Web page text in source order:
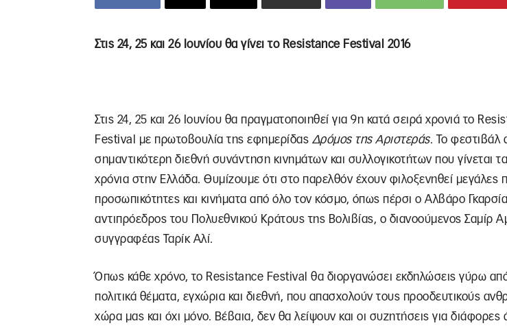
Στις 24, 25 και 26 Ιουνίου θα γίνει το Resistance Festival 2016
Στις 24, 25 και 26 Ιουνίου θα πραγματοποιηθεί για 9η κατά σειρά χρονιά το
Festival με πρωτοβουλία της εφημερίδας Δρόμος της Αριστεράς. Το φεστιβάλ
σημαντικότερη διεθνή συνάντηση κινημάτων και συλλογικοτήτων που γίνεται
χρόνια στην Ελλάδα. Θυμίζουμε ότι στο παρελθόν έχουν φιλοξενηθεί μεγάλες
προσωπικότητες και κινήματα από όλο τον κόσμο, όπως πέρσι ο Αλβάρο
αντιπρόεδρος του Πολυεθνικού Κράτους της Βολιβίας, ο διανοούμενος Σαμίρ
συγγραφέας Ταρίκ Αλί.
Όπως κάθε χρόνο, το Resistance Festival θα διοργανώσει εκδηλώσεις γύρω
πολιτικά θέματα, εγχώρια και διεθνή, που απασχολούν τους προοδευτικούς
χώρα μας και όχι μόνο. Βέβαια, δεν θα λείψουν και οι συζητήσεις για διάφορες